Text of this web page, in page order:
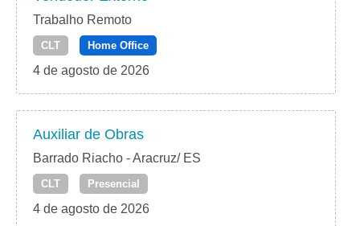
Trabalho Remoto
CLT Home Office
4 de agosto de 2026
Auxiliar de Obras
Barrado Riacho - Aracruz/ ES
CLT Presencial
4 de agosto de 2026